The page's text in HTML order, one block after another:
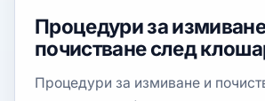
Процедури за
почистване след
Процедури за измиване и